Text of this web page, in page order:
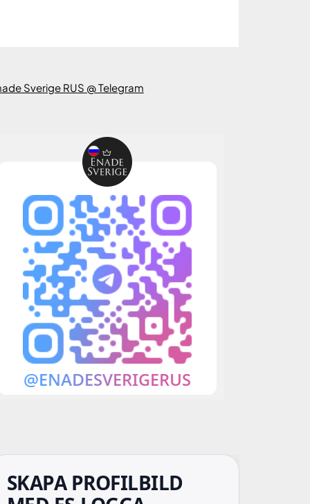
Sverige RUS @ Telegram
SKAPA PROFILBILD